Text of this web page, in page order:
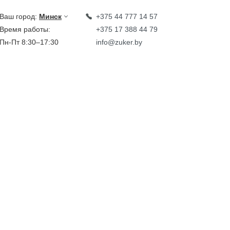
Ваш город: Минск
Время работы:
Пн-Пт 8:30–17:30
+375 44 777 14 57
+375 17 388 44 79
info@zuker.by